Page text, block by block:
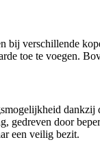
bij verschillende
toe te voegen.
gedreven door
een veilig bezit.